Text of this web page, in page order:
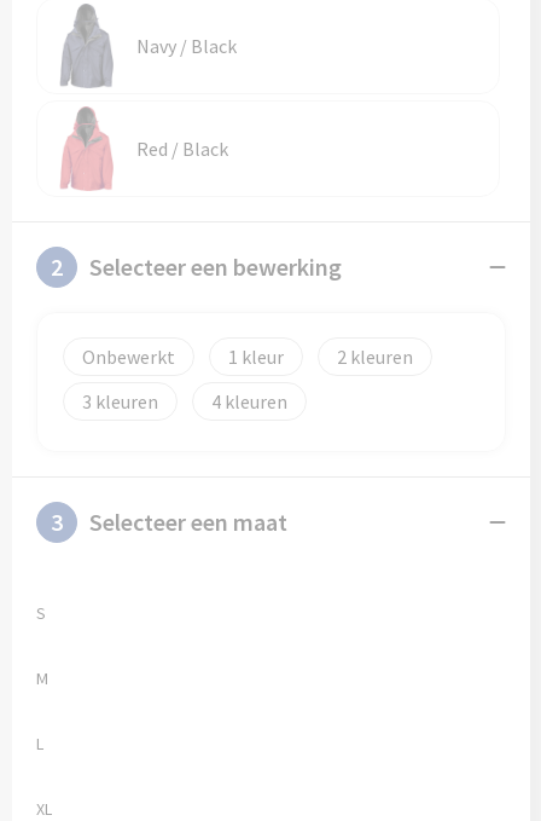
Schoudertassen
Sporttassen
Strandtassen
Tablettassen
Trolleys
Vesten
Gehoorbescherming
Ademhalingsbescherming
Navy / Black
Red / Black
2 Selecteer een bewerking
Onbewerkt 1
2
3
4
3 Selecteer een maat
S
M
L
XL